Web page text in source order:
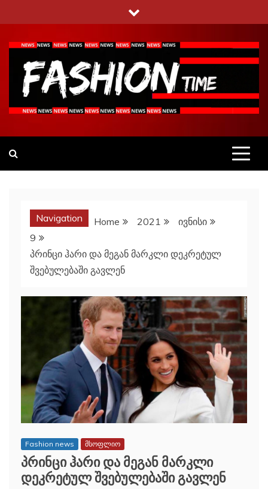
to
content
Navigation Home 2021
ივნისი
9
პრინცი ჰარი და მეგან მარკლი დეკრეტულ
შვებულებაში გავლენ
Fashion news მსოფლიო
პრინცი ჰარი და მეგან მარკლი
დეკრეტულ შვებულებაში გავლენ